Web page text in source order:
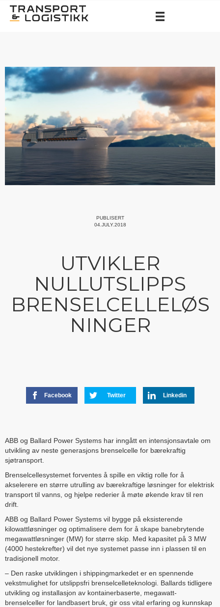
PUBLISERT
04.JULY.2018
UTVIKLER
NULLUTSLIPPS
BRENSELCELLELØS
NINGER
Facebook Twitter Linkedin
ABB og Ballard Power Systems har inngått en intensjonsavtale om
utvikling av neste generasjons brenselcelle for bærekraftig
sjøtransport.
Brenselcellesystemet forventes å spille en viktig rolle for å
akselerere en større utrulling av bærekraftige løsninger for elektrisk
transport til vanns, og hjelpe rederier å møte økende krav til ren
drift.
ABB og Ballard Power Systems vil bygge på eksisterende
kilowattløsninger og optimalisere dem for å skape banebrytende
megawattløsninger (MW) for større skip. Med kapasitet på 3 MW
(4000 hestekrefter) vil det nye systemet passe inn i plassen til en
tradisjonell motor.
– Den raske utviklingen i shippingmarkedet er en spennende
vekstmulighet for utslippsfri brenselcelleteknologi. Ballards tidligere
utvikling og installasjon av kontainerbaserte, megawatt-
brenselceller for landbasert bruk, gir oss vital erfaring og kunnskap